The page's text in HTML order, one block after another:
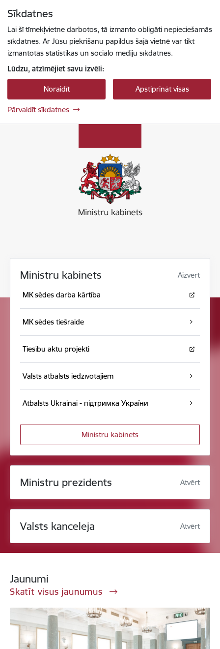
Sīkdatnes
Lai šī tīmekļvietne darbotos, tā izmanto obligāti nepieciešamās
sīkdatnes. Ar Jūsu piekrišanu papildus šajā vietnē var tikt
izmantotas statistikas un sociālo mediju sīkdatnes.
Lūdzu, atzīmējiet savu izvēli:
Noraidīt Apstiprināt visas
Pārvaldīt sīkdatnes
Ministru kabinets Aizvērt
MK sēdes darba kārtība
MK sēdes tiešraide
Tiesību aktu projekti
Valsts atbalsts iedzīvotājiem
Atbalsts Ukrainai - підтримка України
Ministru kabinets
Ministru prezidents Atvērt
Valsts kanceleja Atvērt
Jaunumi
Skatīt visus jaunumus